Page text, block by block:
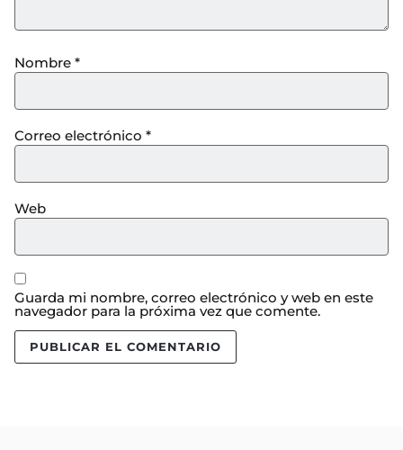
Nombre *
Correo electrónico *
Web
Guarda mi nombre, correo electrónico y web en este
navegador para la próxima vez que comente.